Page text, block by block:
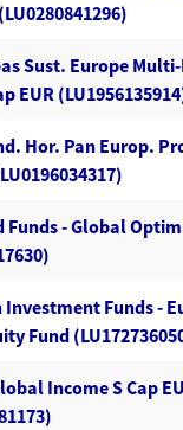
Sust. Europe
EUR
Hor. Pan Europ.
Funds - Global
Funds -
Fund
Income S Cap